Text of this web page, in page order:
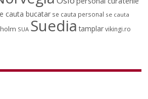
cauta bucatar se cauta personal se cauta
SUA Suedia tamplar vikingi.ro